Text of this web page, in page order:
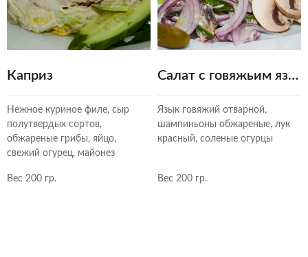
Каприз
Нежное куриное филе, сыр
полутвердых сортов,
обжареные грибы, яйцо,
свежий огурец, майонез
Вес 200 гр.
Салат с говяжьим языком
Язык говяжий отварной,
шампиньоны обжареные, лук
красный, соленые огурцы
Вес 200 гр.